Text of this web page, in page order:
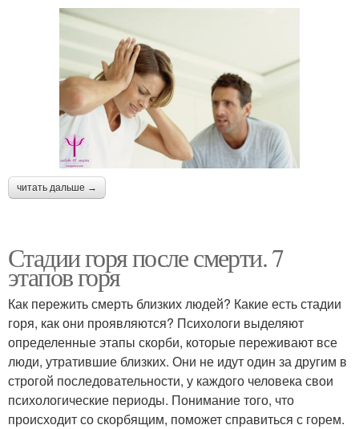
читать дальше →
Стадии горя после смерти. 7
этапов горя
Как пережить смерть близких людей? Какие есть стадии
горя, как они проявляются? Психологи выделяют
определенные этапы скорби, которые переживают все
люди, утратившие близких. Они не идут один за другим в
строгой последовательности, у каждого человека свои
психологические периоды. Понимание того, что
происходит со скорбящим, поможет справиться с горем.